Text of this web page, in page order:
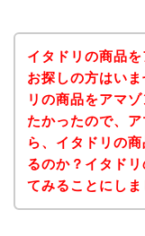
イタドリの商品
お探しの方はい
リの商品をアマ
たかったので、
ら、イタドリの
るのか？イタド
てみることにしま